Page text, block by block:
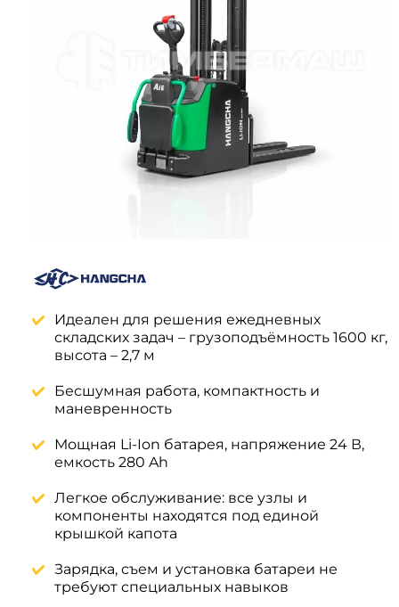
Идеален для решения ежедневных
складских задач – грузоподъёмность 1600 кг,
высота – 2,7 м
Бесшумная работа, компактность и
маневренность
Мощная Li-Ion батарея, напряжение 24 В,
емкость 280 Ah
Легкое обслуживание: все узлы и
компоненты находятся под единой
крышкой капота
Зарядка, съем и установка батареи не
требуют специальных навыков
Системы 3D нивелирования
Грейферные захваты
Посевная техника